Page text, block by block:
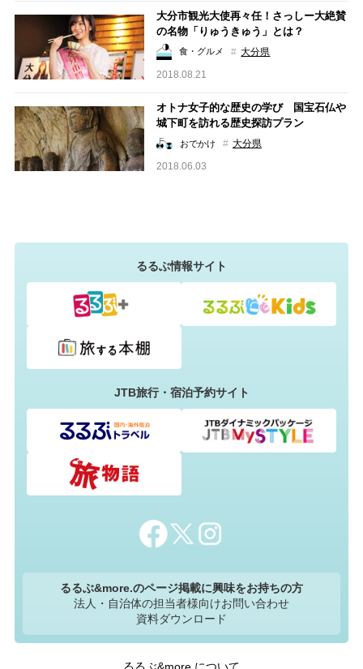
大分市観光大使再々任！さっしー大絶賛
の名物「りゅうきゅう」とは？
食・グルメ
大分県
2018.08.21
オトナ女子的な歴史の学び 国宝石仏や
城下町を訪れる歴史探訪プラン
おでかけ
大分県
2018.06.03
るるぶ情報サイト
JTB旅行・宿泊予約サイト
るるぶ&more.のページ掲載に興味をお持ちの方
法人・自治体の担当者様向けお問い合わせ
資料ダウンロード